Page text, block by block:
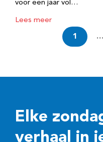
voor een jaar vol…
Lees meer
1 …
Elke
verhaal in